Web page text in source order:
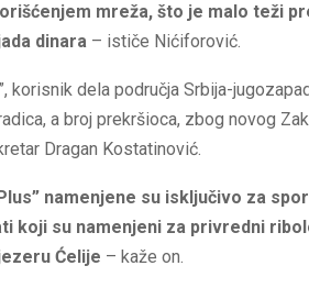
mreža, što je malo teži
dinara – ističe Nićiforović.
korisnik dela područja Srbija-
a broj prekršioca, zbog novog
Dragan Kostatinović.
namenjene su isključivo za
koji su namenjeni za privredni
Ćelije – kaže on.